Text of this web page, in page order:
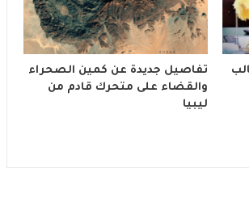
تفاصيل جديدة عن كمين الصحراء
والقضاء على متحرك قادم من
ليبيا